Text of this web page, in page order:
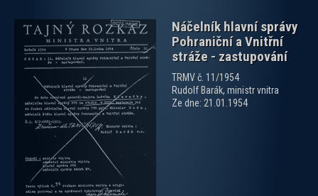
Náčelník hlavní správy
Pohraniční a Vnitřní
stráže - zastupování
TRMV č. 11/1954
Rudolf Barák, ministr vnitra
Ze dne: 21.01.1954
zobrazit PDF dokument